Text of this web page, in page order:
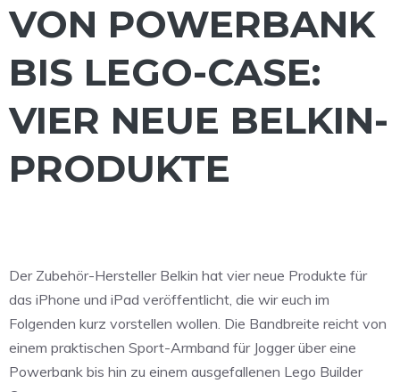
VON POWERBANK
BIS LEGO-CASE:
VIER NEUE BELKIN-
PRODUKTE
Der Zubehör-Hersteller Belkin hat vier neue Produkte für
das iPhone und iPad veröffentlicht, die wir euch im
Folgenden kurz vorstellen wollen. Die Bandbreite reicht von
einem praktischen Sport-Armband für Jogger über eine
Powerbank bis hin zu einem ausgefallenen Lego Builder